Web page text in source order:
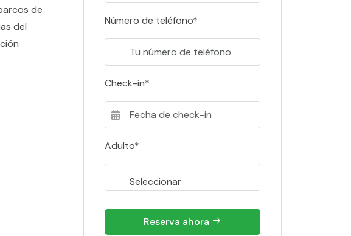
de
del
Número de teléfono*
Check-in*
Adulto*
Reserva ahora